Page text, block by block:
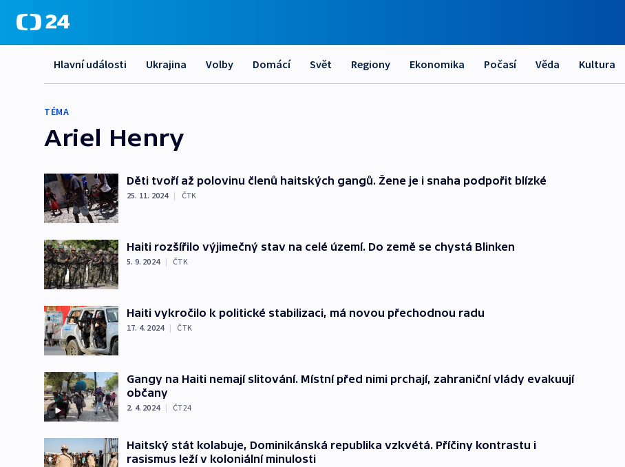
Hlavní události Ukrajina Volby Domácí Svět Regiony Ekonomika Počasí Věda Kultura
TÉMA
Ariel Henry
Děti tvoří až polovinu členů haitských gangů. Žene je i snaha podpořit blízké
25. 11. 2024 | ČTK
Haiti rozšířilo výjimečný stav na celé území. Do země se chystá Blinken
5. 9. 2024 | ČTK
Haiti vykročilo k politické stabilizaci, má novou přechodnou radu
17. 4. 2024 | ČTK
Gangy na Haiti nemají slitování. Místní před nimi prchají, zahraniční vlády evakuují
občany
2. 4. 2024 | ČT24
Haitský stát kolabuje, Dominikánská republika vzkvétá. Příčiny kontrastu i
rasismus leží v koloniální minulosti